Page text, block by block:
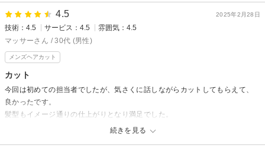
2025年2月28日
4.5
技術：4.5 サービス：4.5
雰囲気：4.5
マッサーさん / 30代 (男性)
メンズヘアカット
カット
続きを見る
今回は初めての担当者でしたが、気さくに話しながらカットしてもらえて、
良かったです。
髪型もイメージ通りの仕上がりとなり満足でした。
髪の乾かし方やセットの仕方まで、じっくり教えてもらえたのも良かったで